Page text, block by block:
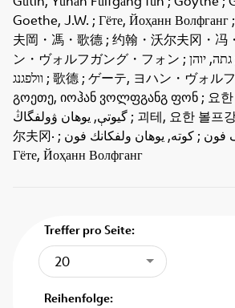
Goethe, J.W. ; Гёте, Йоҳанн
夫岡・馮・歌德 ; 约翰・沃尔夫冈・冯
ン・ヴォルフガング・フォン ; גתה, יוהן וולפגנג פון ; גתה, יוהן
וולפגנג ; 歌德 ; ゲーテ, ヨハン・ヴォルフガング・フォン ;
გოეთე, იოჰან ვოლფგანგ ფონ ; 요한
گيوتې, يوھان ۋولڧگاڭ ; 괴테, 요한 볼프강 폰 ; 歌德, 约翰·沃
尔夫冈· ; گوته, یوهان ولفگانگ فون ; كوته, یوهان ولفكانك فون ;
Гёте, Йоҳанн Волфганг
Treffer pro Seite:
20
Reihenfolge: